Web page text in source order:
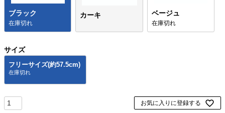
ブラック
在庫切れ
カーキ ベージュ
在庫切れ
サイズ
フリーサイズ(約57.5cm)
お気に入りに登録する